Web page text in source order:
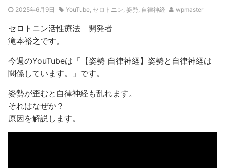
2025年6月9日 YouTube, セロトニン, 姿勢, 自律神経 wpmaster
セロトニン活性療法 開発者
滝本裕之です。
今週のYouTubeは「【姿勢 自律神経】姿勢と自律神経は
関係しています。」です。
姿勢が歪むと自律神経も乱れます。
それはなぜか？
原因を解説します。